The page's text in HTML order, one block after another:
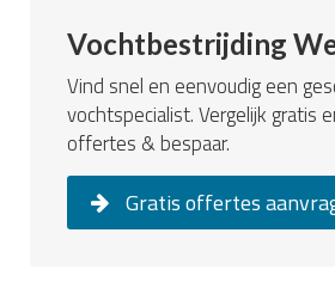
Vochtbestrijding
Vind snel en eenvoudig een
vochtspecialist. Vergelijk gratis
offertes & bespaar.
Gratis offertes